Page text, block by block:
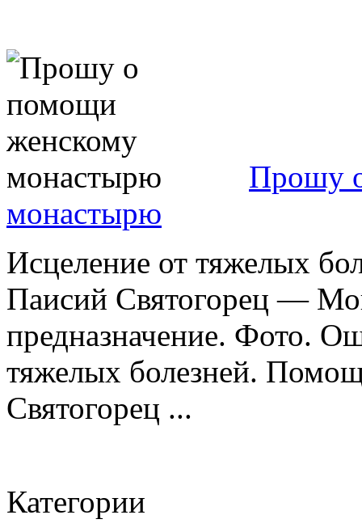
Прошу
монастырю
Исцеление от тяжелых
Паисий Святогорец —
предназначение. Фото.
тяжелых болезней.
Святогорец ...
Категории